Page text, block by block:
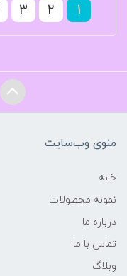
1
2
3
منوی وب‌سایت
خانه
نمونه محصولات
درباره ما
تماس با ما
وبلاگ